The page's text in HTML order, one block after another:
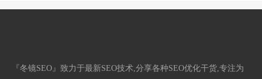
『冬镜SEO』致力于最新SEO技术,分享各种SEO优化干货,专注为